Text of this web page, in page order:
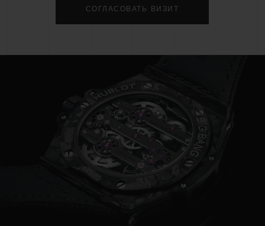
СОГЛАСОВАТЬ ВИЗИТ